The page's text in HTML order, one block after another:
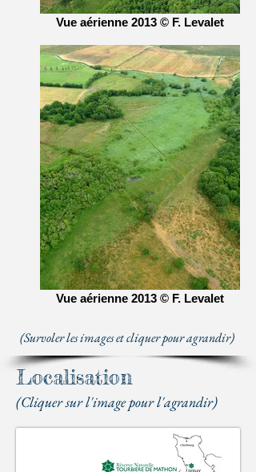
Vue aérienne 2013 © F. Levalet
Vue aérienne 2013 © F. Levalet
(Survoler les images et cliquer pour agrandir)
Localisation
(Cliquer sur l'image pour l'agrandir)